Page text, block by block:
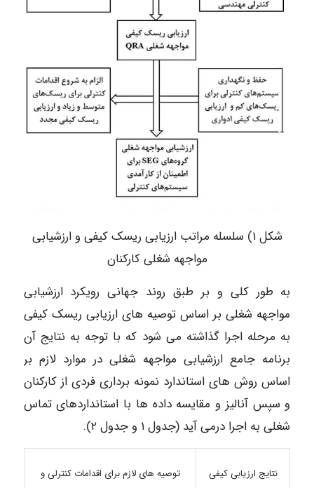
شکل ۱) سلسله مراتب ارزیابی ریسک کیفی و ارزشیابی
مواجهه شغلی کارکنان
به طور کلی و بر طبق روند جهانی رویکرد ارزشیابی
مواجهه شغلی بر اساس توصیه های ارزیابی ریسک کیفی
به مرحله اجرا گذاشته می شود که با توجه به نتایج آن
برنامه جامع ارزشیابی مواجهه شغلی در موارد لازم بر
اساس روش های استاندارد نمونه برداری فردی از کارکنان
و سپس آنالیز و مقایسه داده ها با استانداردهای تماس
شغلی به اجرا درمی آید (جدول ۱ و جدول ۲).
نتایج ارزیابی کیفی
توصیه های لازم برای اقدامات کنترلی و